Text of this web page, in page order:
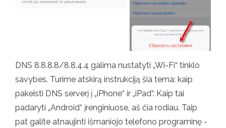
DNS 8.8.8.8/8.8.4.4 galima nustatyti „Wi-Fi“ tinklo
savybes. Turime atskirą instrukciją šia tema: kaip
pakeisti DNS serverį į „iPhone“ ir „iPad“. Kaip tai
padaryti „Android“ įrenginiuose, aš čia rodiau. Taip
pat galite atnaujinti išmaniojo telefono programinę -